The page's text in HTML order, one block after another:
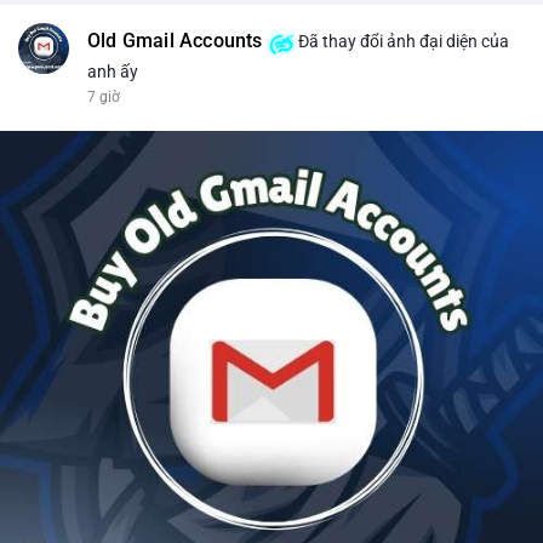
Old Gmail Accounts
Đã thay đổi ảnh đại diện của
anh ấy
7 giờ